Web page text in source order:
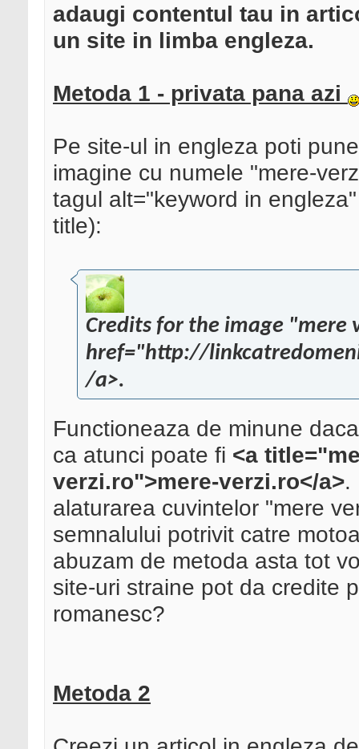
adaugi contentul tau in
un site in limba engleza.
Metoda 1 - privata pana azi
Pe site-ul in engleza poti
imagine cu numele "mere-
tagul alt="keyword in
title):
Credits for the image "mere
href="http://
/a>.
Functioneaza de minune
ca atunci poate fi <a
verzi.ro">mere-verzi.ro</a>.
alaturarea cuvintelor "mere
semnalului potrivit catre
abuzam de metoda asta tot
site-uri straine pot da credite
romanesc?
Metoda 2